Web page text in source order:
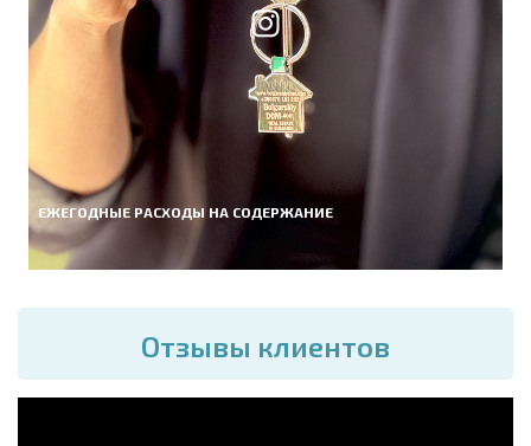
ЕЖЕГОДНЫЕ РАСХОДЫ НА СОДЕРЖАНИЕ
Отзывы клиентов